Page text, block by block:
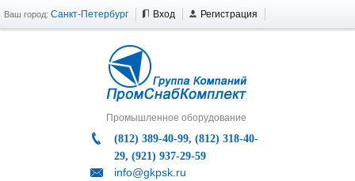
Ваш город: Санкт-Петербург Вход Регистрация
Промышленное оборудование
(812) 389-40-99, (812) 318-40-
29, (921) 937-29-59
info@gkpsk.ru